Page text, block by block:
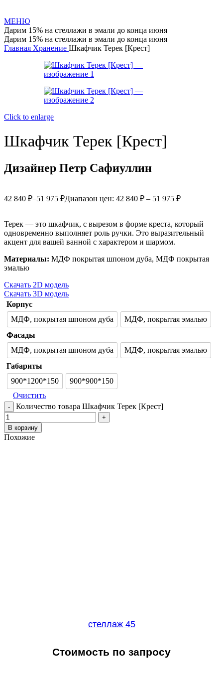
МЕНЮ
Дарим 15% на стеллажи в эмали до конца июня
Дарим 15% на стеллажи в эмали до конца июня
Главная Хранение Шкафчик Терек [Крест]
Click to enlarge
Шкафчик Терек [Крест]
Дизайнер Петр Сафиуллин
42 840 ₽–51 975 ₽Диапазон цен: 42 840 ₽ – 51 975 ₽
Терек — это шкафчик, с вырезом в форме креста, который
одновременно выполняет роль ручки. Это выразительный
акцент для вашей ванной с характером и шармом.
Материалы: МДФ покрытая шпоном дуба, МДФ покрытая
эмалью
Скачать 2D модель
Скачать 3D модель
Корпус
МДФ, покрытая шпоном дуба
МДФ, покрытая эмалью
Фасады
МДФ, покрытая шпоном дуба
МДФ, покрытая эмалью
Габариты
900*1200*150
900*900*150
Очистить
Количество товара Шкафчик Терек [Крест]
В корзину
Похожие
стеллаж 45
Стоимость по запросу